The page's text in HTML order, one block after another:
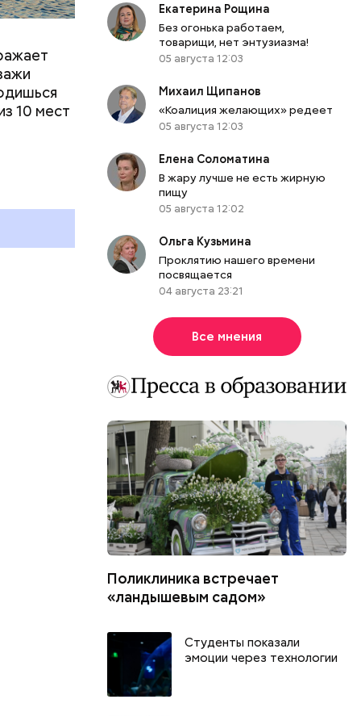
День шевеления пальцами ног
и Международный день
подкаблучника: какие
праздники отмечают в России
10 мест
Екатерина Рощина
Без огонька работаем,
товарищи, нет энтузиазма!
05 августа 12:03
Михаил Щипанов
«Коалиция желающих» редеет
05 августа 12:03
Елена Соломатина
В жару лучше не есть жирную
пищу
05 августа 12:02
Ольга Кузьмина
Проклятию нашего времени
посвящается
04 августа 23:21
Все мнения
Поликлиника встречает
«ландышевым садом»
Студенты показали
эмоции через технологии